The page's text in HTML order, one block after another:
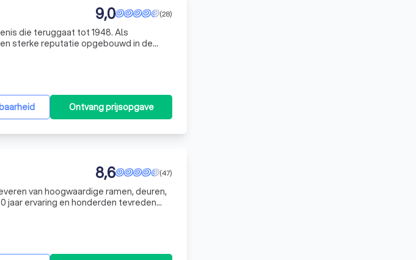
(28)
9,0
die teruggaat tot 1948. Als
sterke reputatie opgebouwd in de
Ontvang prijsopgave
(47)
8,6
van hoogwaardige ramen, deuren,
jaar ervaring en honderden tevreden